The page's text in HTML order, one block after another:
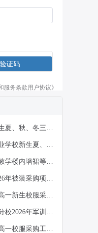
证码
服务条款用户协议》
夏、秋、冬三季
学校新生夏、
学楼内墙裙等改
年被装采购项目
一新生校服采购
校2026年军训服
一校服采购工作